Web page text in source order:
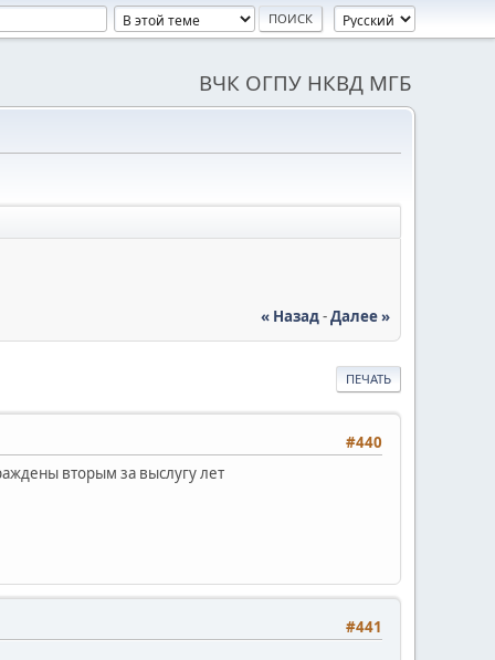
ВЧК ОГПУ НКВД МГБ
« Назад-Далее »
ПЕЧАТЬ
#440
вторым за выслугу лет
#441